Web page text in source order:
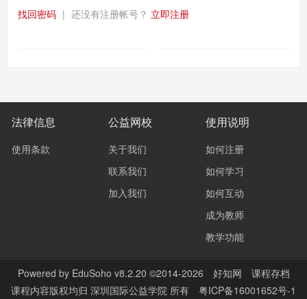
找回密码 | 还没有注册帐号？ 立即注册
法律信息
使用条款
公益网校
关于我们
联系我们
加入我们
使用说明
如何注册
如何学习
如何互动
成为教师
教学功能
Powered by EduSoho v8.2.20 ©2014-2026 好知网
课程存档
课程内容版权均归 深圳国际公益学院 所有 粤ICP备16001652号-1